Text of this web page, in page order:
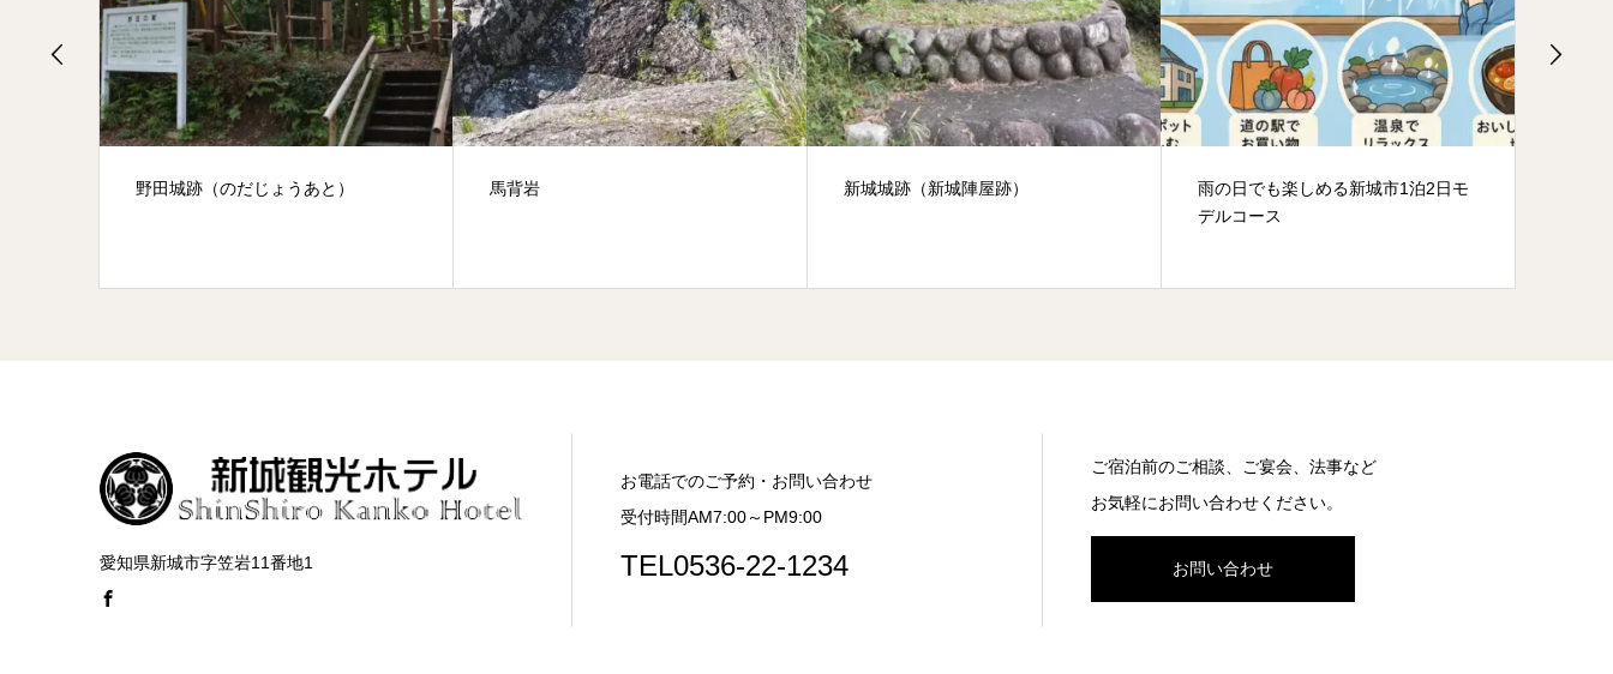
馬背岩 新城城跡（新城陣屋跡）
雨の日でも楽しめる新城市1泊2日モ
【花火ワクチン大作戦】約4000発の
花火を東三河全域で打ち揚げたい！
愛知県新城市字笠岩11番地1
お電話でのご予約・お問い合わせ
受付時間AM7:00～PM9:00
TEL0536-22-1234
ご宿泊前のご相談、ご宴会、法事など
お気軽にお問い合わせください。
お問い合わせ